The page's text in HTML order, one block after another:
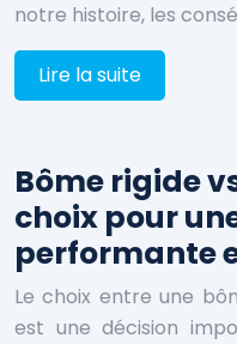
notre histoire, les
Lire la suite
Bôme rigide
choix pour
performante
Le choix entre une
est une décision